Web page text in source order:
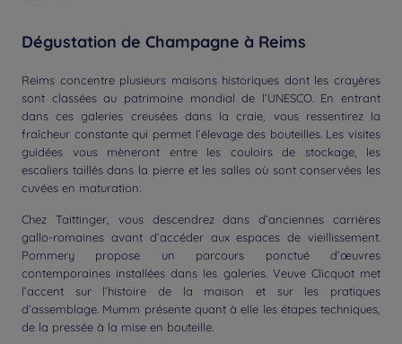
Dégustation de Champagne à Reims
Reims concentre plusieurs maisons historiques dont les crayères
sont classées au patrimoine mondial de l’UNESCO. En entrant
dans ces galeries creusées dans la craie, vous ressentirez la
fraîcheur constante qui permet l’élevage des bouteilles. Les visites
guidées vous mèneront entre les couloirs de stockage, les
escaliers taillés dans la pierre et les salles où sont conservées les
cuvées en maturation.
Chez Taittinger, vous descendrez dans d’anciennes carrières
gallo-romaines avant d’accéder aux espaces de vieillissement.
Pommery propose un parcours ponctué d’œuvres
contemporaines installées dans les galeries. Veuve Clicquot met
l’accent sur l’histoire de la maison et sur les pratiques
d’assemblage. Mumm présente quant à elle les étapes techniques,
de la pressée à la mise en bouteille.